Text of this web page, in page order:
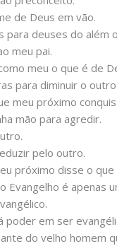
de Deus em vão.
para deuses do além
meu pai.
meu o que é de
para diminuir o outro.
meu próximo
mão para agredir.
pelo outro.
próximo disse o que
Evangelho é apenas
poder em ser
do velho homem